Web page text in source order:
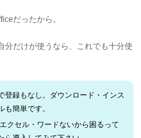
だったから。
分だけが使うなら、これでも十分使
登録もなし。ダウンロード・インス
も簡単です。
クセル・ワードないから困るって